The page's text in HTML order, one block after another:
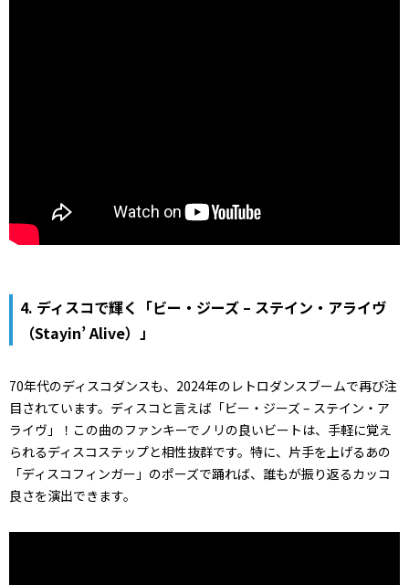
4. ディスコで輝く「ビー・ジーズ – ステイン・アライヴ
（Stayin’ Alive）」
70年代のディスコダンスも、2024年のレトロダンスブームで再び注
目されています。ディスコと言えば「ビー・ジーズ – ステイン・ア
ライヴ」！この曲のファンキーでノリの良いビートは、手軽に覚え
られるディスコステップと相性抜群です。特に、片手を上げるあの
「ディスコフィンガー」のポーズで踊れば、誰もが振り返るカッコ
良さを演出できます。